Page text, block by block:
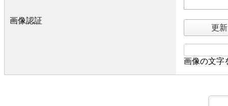
画像認証
更新
画像の文字